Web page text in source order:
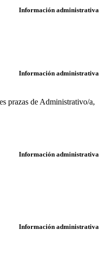
Información administrativa
Información administrativa
prazas de Administrativo/a,
Información administrativa
Información administrativa